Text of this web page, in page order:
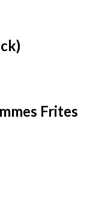
Frites